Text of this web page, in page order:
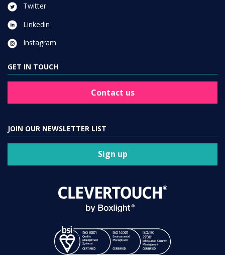
Twitter
Linkedin
Instagram
GET IN TOUCH
Contact us
JOIN OUR NEWSLETTER LIST
Sign up